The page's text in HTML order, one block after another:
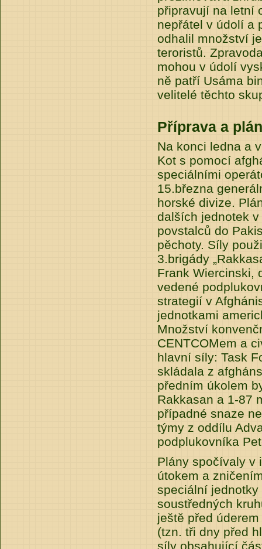
připravují na letní
nepřátel v údolí a
odhalil množství
teroristů.
mohou v údolí
ně patří Usáma
velitelé těchto
Příprava a
Na konci ledna a
Kot s pomocí
speciálními
15.března
horské divize.
dalších jednotek
povstalců do
pěchoty. Síly
3.brigády
Frank Wiercinski,
vedené
strategií v
jednotkami
Množství
CENTCOMem a
hlavní síly: Task
skládala z
předním úkolem
Rakkasan a 1-87
případné snaze
týmy z oddílu
podplukovníka
Plány spočívaly v
útokem a
speciální
soustředných
ještě před
(tzn. tři dny před
síly obsahující